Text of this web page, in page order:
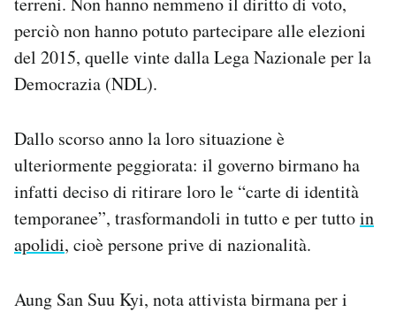
perciò non hanno potuto partecipare alle elezioni
del 2015, quelle vinte dalla Lega Nazionale per la
Democrazia (NDL).
Dallo scorso anno la loro situazione è
ulteriormente peggiorata: il governo birmano ha
infatti deciso di ritirare loro le “carte di identità
temporanee”, trasformandoli in tutto e per tuttoin
apolidi, cioè persone prive di nazionalità.
Aung San Suu Kyi, nota attivista birmana per i